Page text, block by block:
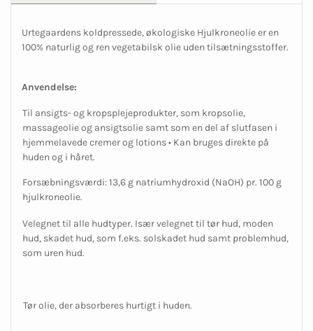
Urtegaardens koldpressede, økologiske Hjulkroneolie er en
100% naturlig og ren vegetabilsk olie uden tilsætningsstoffer.
Anvendelse:
Til ansigts- og kropsplejeprodukter, som kropsolie,
massageolie og ansigtsolie samt som en del af slutfasen i
hjemmelavede cremer og lotions • Kan bruges direkte på
huden og i håret.
Forsæbningsværdi: 13,6 g natriumhydroxid (NaOH) pr. 100 g
hjulkroneolie.
Velegnet til alle hudtyper. Især velegnet til tør hud, moden
hud, skadet hud, som f.eks. solskadet hud samt problemhud,
som uren hud.
Tør olie, der absorberes hurtigt i huden.